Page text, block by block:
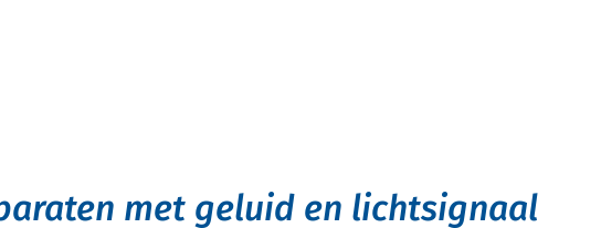
met geluid en lichtsignaal